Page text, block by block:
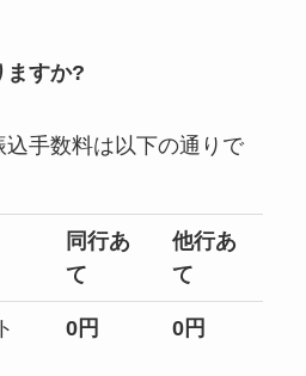
ますか?
手数料は以下の通りで
同行あ
て
他行あ
て
0 円 0 円